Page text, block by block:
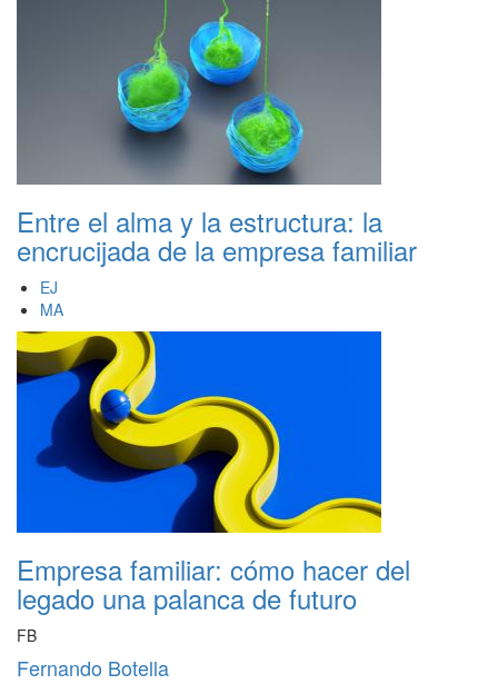
Entre el alma y la estructura: la
encrucijada de la empresa familiar
EJ
MA
Empresa familiar: cómo hacer del
legado una palanca de futuro
FB
Fernando Botella